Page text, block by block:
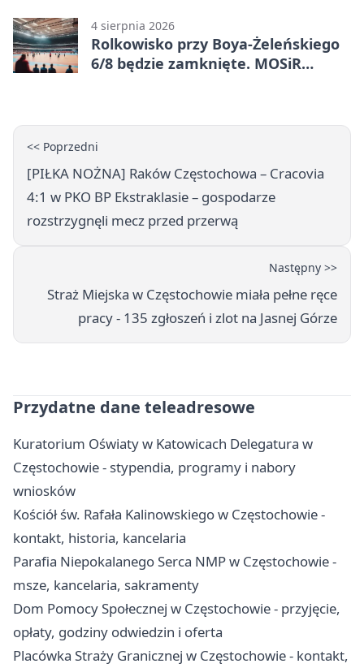
4 sierpnia 2026
Rolkowisko przy Boya-Żeleńskiego
6/8 będzie zamknięte. MOSiR
<< Poprzedni
[PIŁKA NOŻNA] Raków Częstochowa – Cracovia
4:1 w PKO BP Ekstraklasie – gospodarze
rozstrzygnęli mecz przed przerwą
Następny >>
Straż Miejska w Częstochowie miała pełne ręce
pracy - 135 zgłoszeń i zlot na Jasnej Górze
Przydatne dane teleadresowe
Kuratorium Oświaty w Katowicach Delegatura w
Częstochowie - stypendia, programy i nabory
wniosków
Kościół św. Rafała Kalinowskiego w Częstochowie -
kontakt, historia, kancelaria
Parafia Niepokalanego Serca NMP w Częstochowie -
msze, kancelaria, sakramenty
Dom Pomocy Społecznej w Częstochowie - przyjęcie,
opłaty, godziny odwiedzin i oferta
Placówka Straży Granicznej w Częstochowie - kontakt,